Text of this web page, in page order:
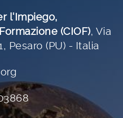
l'Impiego,
(CIOF), Via
Pesaro (PU) - Italia